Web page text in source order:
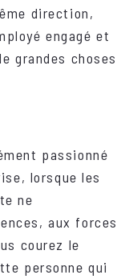
direction,
engagé et
grandes choses
passionné
lorsque les
ne
aux forces
courez le
personne qui